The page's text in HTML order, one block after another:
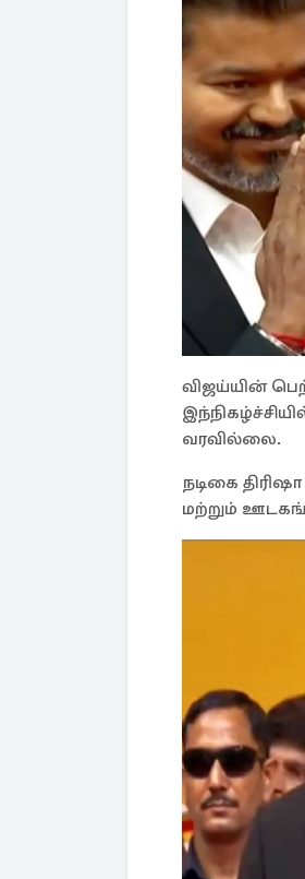
விஜய்யின்
வரவில்லை.
நடிகை
மற்றும்